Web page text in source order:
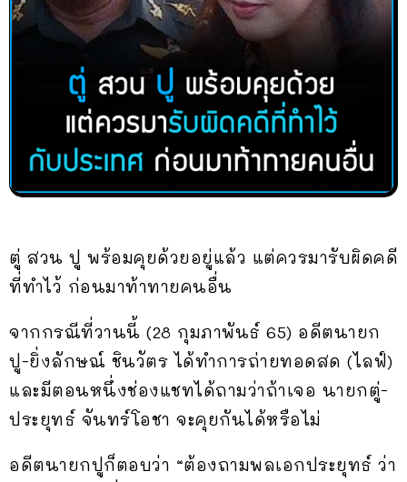
ตู่ สวน ปู พร้อมคุยด้วยอยู่แล้ว แต่ควรมารับผิดคดี
ที่ทำไว้ ก่อนมาท้าทายคนอื่น
จากกรณีที่วานนี้ (28 กุมภาพันธ์ 65) อดีตนายก
ปู-ยิ่งลักษณ์ ชินวัตร ได้ทำการถ่ายทอดสด (ไลฟ์)
และมีตอนหนึ่งช่องแชทได้ถามว่าถ้าเจอ นายกตู่-
ประยุทธ์ จันทร์โอชา จะคุยกันได้หรือไม่
อดีตนายกปูก็ตอบว่า “ต้องถามพลเอกประยุทธ์ ว่า